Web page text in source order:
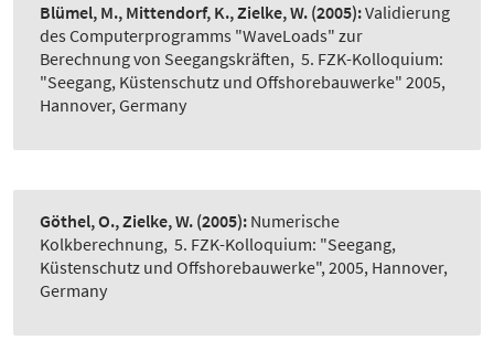
Blümel, M., Mittendorf, K., Zielke, W. (2005):Validierung
des Computerprogramms "WaveLoads" zur
Berechnung von Seegangskräften, 5. FZK-Kolloquium:
"Seegang, Küstenschutz und Offshorebauwerke" 2005,
Hannover, Germany
Göthel, O., Zielke, W. (2005): Numerische
Kolkberechnung, 5. FZK-Kolloquium: "Seegang,
Küstenschutz und Offshorebauwerke", 2005, Hannover,
Germany